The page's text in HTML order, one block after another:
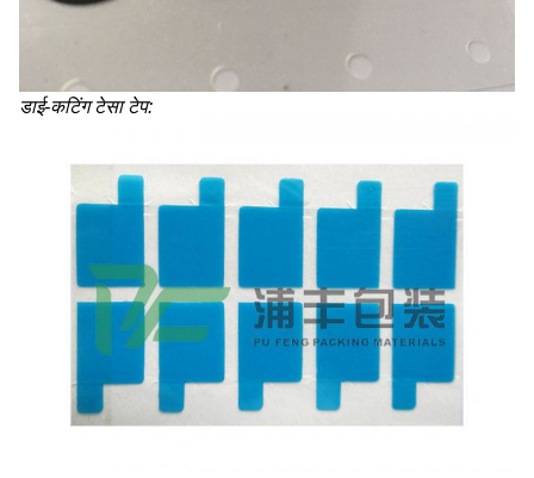
डाई-कटिंग टेसा टेप: